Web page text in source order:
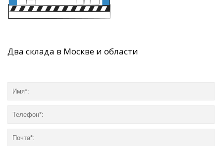
Два склада в Москве и области